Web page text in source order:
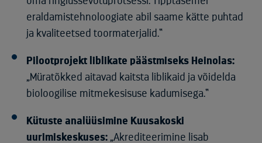
eraldamistehnoloogiate abil saame kätte puhtad
ja kvaliteetsed toormaterjalid.“
Pilootprojekt liblikate päästmiseks Heinolas:
„Müratõkked aitavad kaitsta liblikaid ja võidelda
bioloogilise mitmekesisuse kadumisega.“
Kütuste analüüsimine Kuusakoski
uurimiskeskuses: „Akrediteerimine lisab